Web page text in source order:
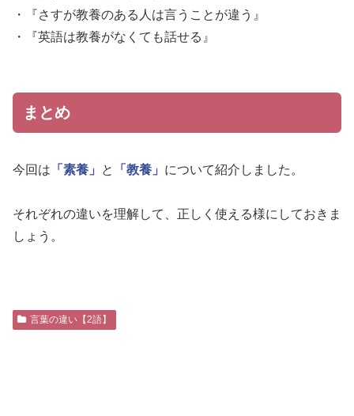
・『さすが教養のある人は言うことが違う』
・『英語は教養がなくても話せる』
まとめ
今回は 「素養」 と 「教養」 について紹介しました。
それぞれの違いを理解して、正しく使える様にしておきま
しょう。
言葉の違い【2語】